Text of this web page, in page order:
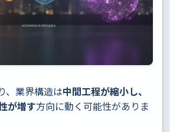
、業界構造は中間工程が縮小し、
が増す方向に動く可能性がありま